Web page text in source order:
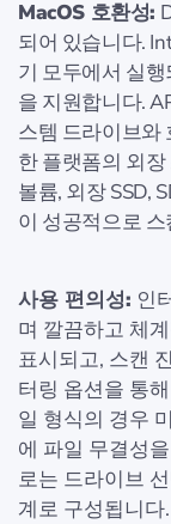
MacOS 호환성:
되어 있습니다.
기 모두에서 실
을 지원합니다.
스템 드라이브와
한 플랫폼의 외
볼륨, 외장 SSD,
이 성공적으로
사용 편의성: 인
며 깔끔하고 체
표시되고, 스캔
터링 옵션을 통
일 형식의 경우
에 파일 무결성
로는 드라이브
계로 구성됩니다.